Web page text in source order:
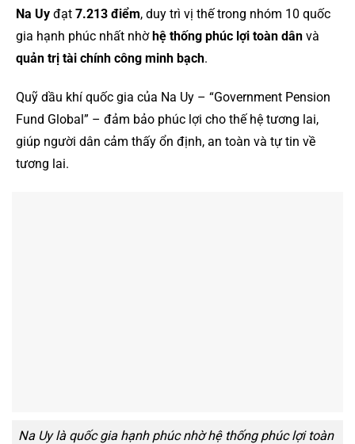
Na Uy đạt 7.213 điểm, duy trì vị thế trong nhóm 10 quốc
gia hạnh phúc nhất nhờhệ thống phúc lợi toàn dân và
quản trị tài chính công minh bạch.
Quỹ dầu khí quốc gia của Na Uy – “Government Pension
Fund Global” – đảm bảo phúc lợi cho thế hệ tương lai,
giúp người dân cảm thấy ổn định, an toàn và tự tin về
tương lai.
Na Uy là quốc gia hạnh phúc nhờ hệ thống phúc lợi toàn